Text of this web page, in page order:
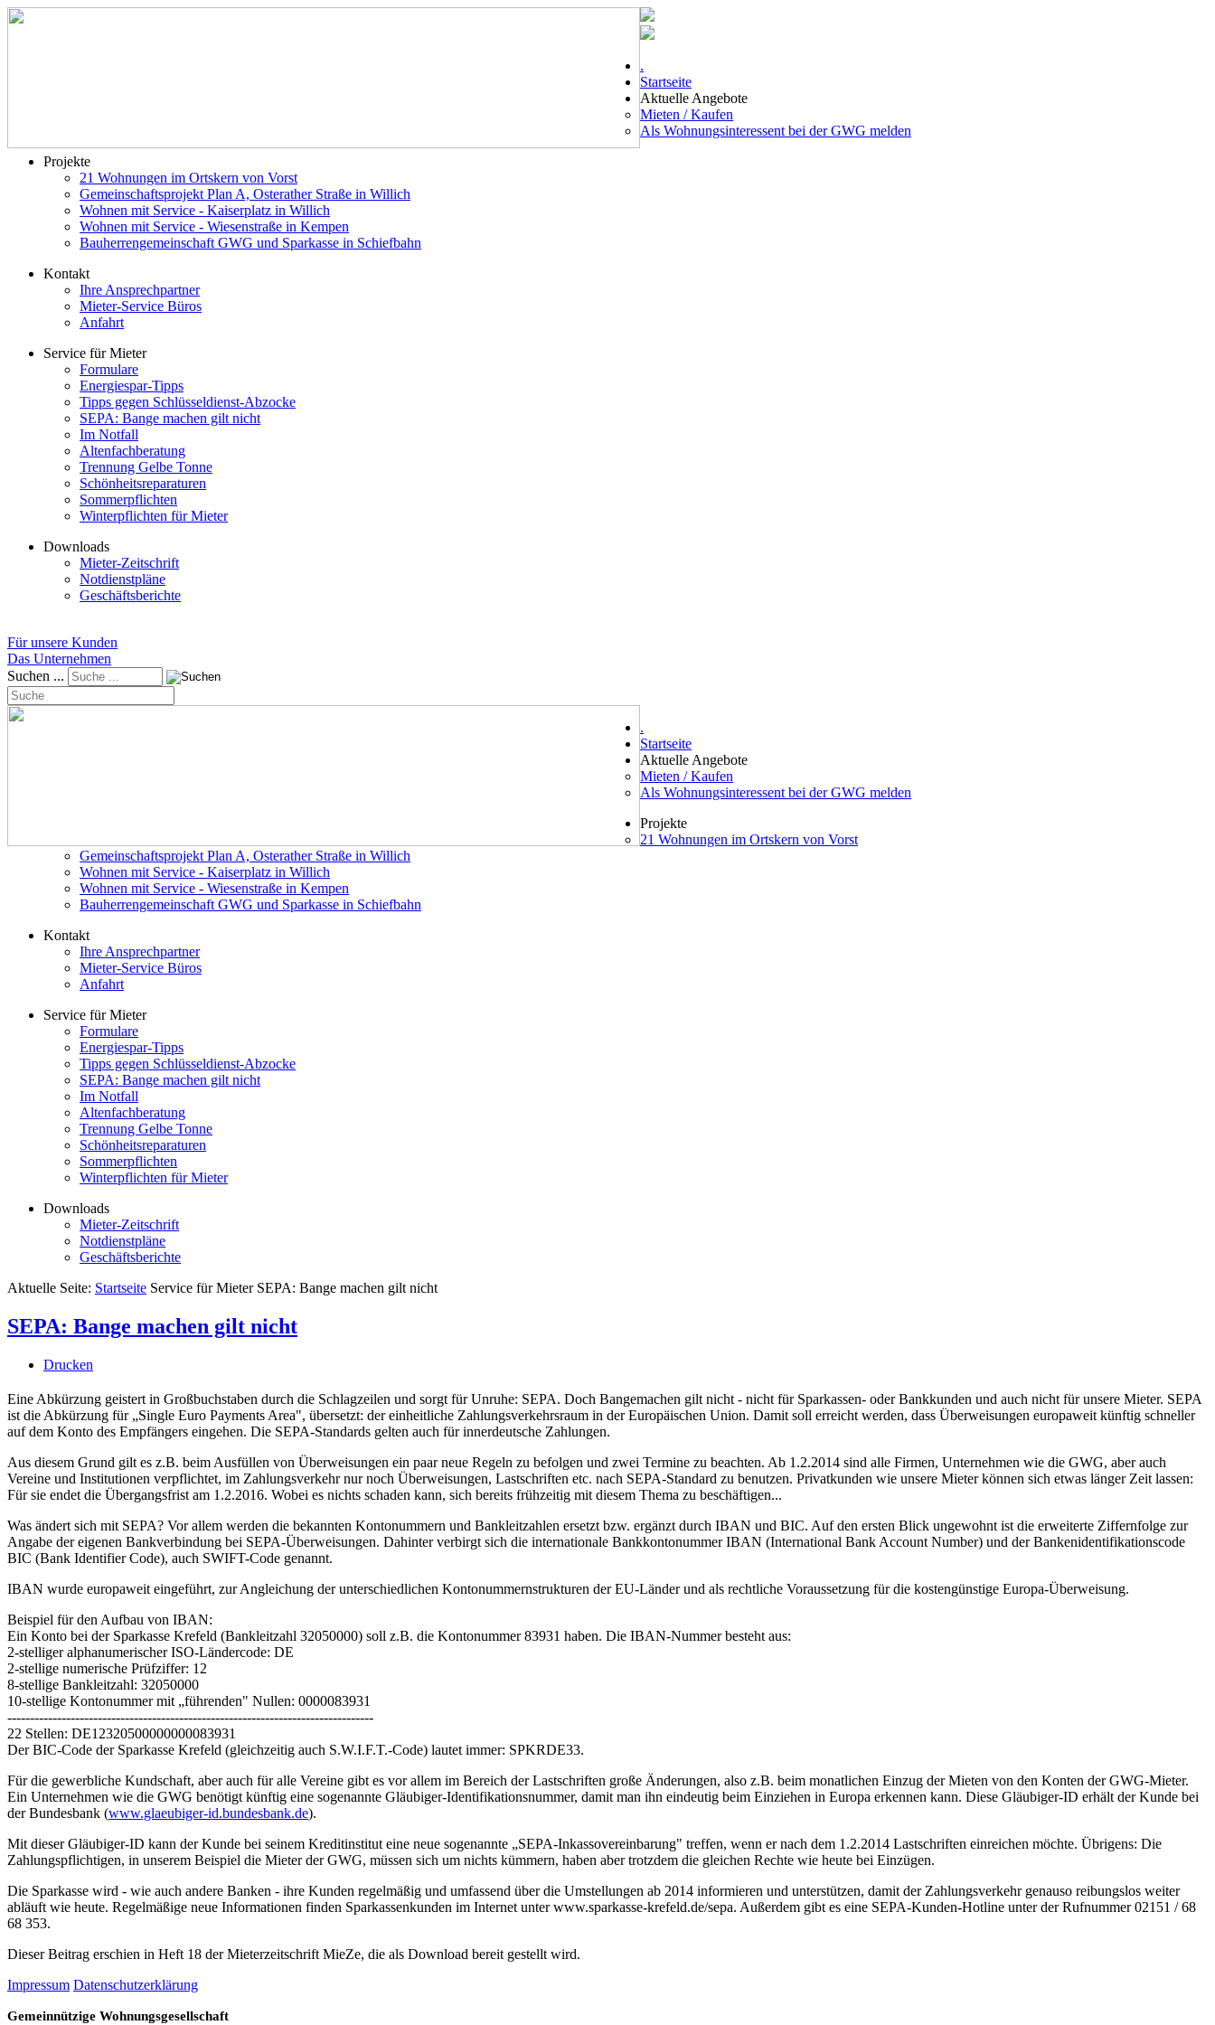
.
Startseite
Aktuelle Angebote
Mieten / Kaufen
Als Wohnungsinteressent bei der GWG melden
Projekte
21 Wohnungen im Ortskern von Vorst
Gemeinschaftsprojekt Plan A, Osterather Straße in Willich
Wohnen mit Service - Kaiserplatz in Willich
Wohnen mit Service - Wiesenstraße in Kempen
Bauherrengemeinschaft GWG und Sparkasse in Schiefbahn
Kontakt
Ihre Ansprechpartner
Mieter-Service Büros
Anfahrt
Service für Mieter
Formulare
Energiespar-Tipps
Tipps gegen Schlüsseldienst-Abzocke
SEPA: Bange machen gilt nicht
Im Notfall
Altenfachberatung
Trennung Gelbe Tonne
Schönheitsreparaturen
Sommerpflichten
Winterpflichten für Mieter
Downloads
Mieter-Zeitschrift
Notdienstpläne
Geschäftsberichte
Für unsere Kunden
Das Unternehmen
Suchen ...
.
Startseite
Aktuelle Angebote
Mieten / Kaufen
Als Wohnungsinteressent bei der GWG melden
Projekte
21 Wohnungen im Ortskern von Vorst
Gemeinschaftsprojekt Plan A, Osterather Straße in Willich
Wohnen mit Service - Kaiserplatz in Willich
Wohnen mit Service - Wiesenstraße in Kempen
Bauherrengemeinschaft GWG und Sparkasse in Schiefbahn
Kontakt
Ihre Ansprechpartner
Mieter-Service Büros
Anfahrt
Service für Mieter
Formulare
Energiespar-Tipps
Tipps gegen Schlüsseldienst-Abzocke
SEPA: Bange machen gilt nicht
Im Notfall
Altenfachberatung
Trennung Gelbe Tonne
Schönheitsreparaturen
Sommerpflichten
Winterpflichten für Mieter
Downloads
Mieter-Zeitschrift
Notdienstpläne
Geschäftsberichte
Aktuelle Seite: Startseite Service für Mieter SEPA: Bange machen gilt nicht
SEPA: Bange machen gilt nicht
Drucken
Eine Abkürzung geistert in Großbuchstaben durch die Schlagzeilen und sorgt für Unruhe: SEPA. Doch Bangemachen gilt nicht - nicht für Sparkassen- oder Bankkunden und auch nicht für unsere Mieter. SEPA
ist die Abkürzung für „Single Euro Payments Area", übersetzt: der einheitliche Zahlungsverkehrsraum in der Europäischen Union. Damit soll erreicht werden, dass Überweisungen europaweit künftig schneller
auf dem Konto des Empfängers eingehen. Die SEPA-Standards gelten auch für innerdeutsche Zahlungen.
Aus diesem Grund gilt es z.B. beim Ausfüllen von Überweisungen ein paar neue Regeln zu befolgen und zwei Termine zu beachten. Ab 1.2.2014 sind alle Firmen, Unternehmen wie die GWG, aber auch
Vereine und Institutionen verpflichtet, im Zahlungsverkehr nur noch Überweisungen, Lastschriften etc. nach SEPA-Standard zu benutzen. Privatkunden wie unsere Mieter können sich etwas länger Zeit lassen:
Für sie endet die Übergangsfrist am 1.2.2016. Wobei es nichts schaden kann, sich bereits frühzeitig mit diesem Thema zu beschäftigen...
Was ändert sich mit SEPA? Vor allem werden die bekannten Kontonummern und Bankleitzahlen ersetzt bzw. ergänzt durch IBAN und BIC. Auf den ersten Blick ungewohnt ist die erweiterte Ziffernfolge zur
Angabe der eigenen Bankverbindung bei SEPA-Überweisungen. Dahinter verbirgt sich die internationale Bankkontonummer IBAN (International Bank Account Number) und der Bankenidentifikationscode
BIC (Bank Identifier Code), auch SWIFT-Code genannt.
IBAN wurde europaweit eingeführt, zur Angleichung der unterschiedlichen Kontonummernstrukturen der EU-Länder und als rechtliche Voraussetzung für die kostengünstige Europa-Überweisung.
Beispiel für den Aufbau von IBAN:
Ein Konto bei der Sparkasse Krefeld (Bankleitzahl 32050000) soll z.B. die Kontonummer 83931 haben. Die IBAN-Nummer besteht aus:
2-stelliger alphanumerischer ISO-Ländercode: DE
2-stellige numerische Prüfziffer: 12
8-stellige Bankleitzahl: 32050000
10-stellige Kontonummer mit „führenden" Nullen: 0000083931
---------------------------------------------------------------------------------
22 Stellen: DE12320500000000083931
Der BIC-Code der Sparkasse Krefeld (gleichzeitig auch S.W.I.F.T.-Code) lautet immer: SPKRDE33.
Für die gewerbliche Kundschaft, aber auch für alle Vereine gibt es vor allem im Bereich der Lastschriften große Änderungen, also z.B. beim monatlichen Einzug der Mieten von den Konten der GWG-Mieter.
Ein Unternehmen wie die GWG benötigt künftig eine sogenannte Gläubiger-Identifikationsnummer, damit man ihn eindeutig beim Einziehen in Europa erkennen kann. Diese Gläubiger-ID erhält der Kunde bei
der Bundesbank (www.glaeubiger-id.bundesbank.de).
Mit dieser Gläubiger-ID kann der Kunde bei seinem Kreditinstitut eine neue sogenannte „SEPA-Inkassovereinbarung" treffen, wenn er nach dem 1.2.2014 Lastschriften einreichen möchte. Übrigens: Die
Zahlungspflichtigen, in unserem Beispiel die Mieter der GWG, müssen sich um nichts kümmern, haben aber trotzdem die gleichen Rechte wie heute bei Einzügen.
Die Sparkasse wird - wie auch andere Banken - ihre Kunden regelmäßig und umfassend über die Umstellungen ab 2014 informieren und unterstützen, damit der Zahlungsverkehr genauso reibungslos weiter
abläuft wie heute. Regelmäßige neue Informationen finden Sparkassenkunden im Internet unter www.sparkasse-krefeld.de/sepa. Außerdem gibt es eine SEPA-Kunden-Hotline unter der Rufnummer 02151 / 68
68 353.
Dieser Beitrag erschien in Heft 18 der Mieterzeitschrift MieZe, die als Download bereit gestellt wird.
Impressum Datenschutzerklärung
Gemeinnützige Wohnungsgesellschaft